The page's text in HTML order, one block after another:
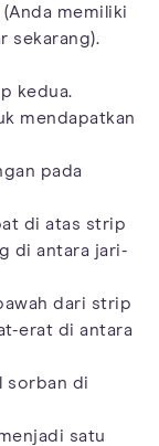
memiliki
sekarang).
kedua.
mendapatkan
pada
di atas strip
di antara jari-
dari strip
erat di antara
sorban di
satu